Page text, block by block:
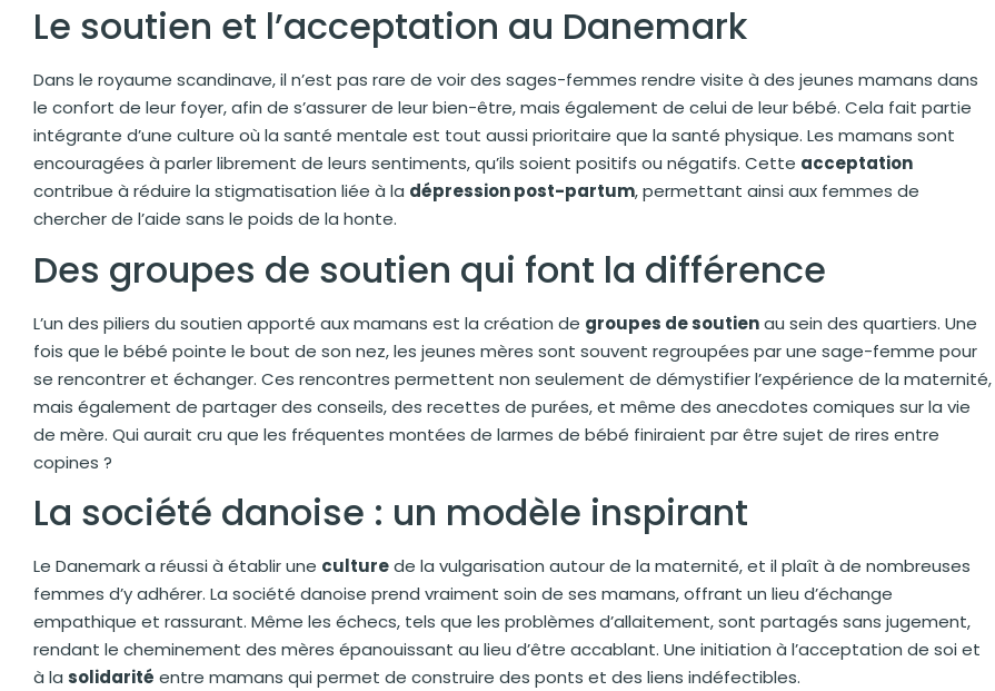
Le soutien et l’acceptation au Danemark
Dans le royaume scandinave, il n’est pas rare de voir des sages-femmes rendre visite à des jeunes mamans dans
le confort de leur foyer, afin de s’assurer de leur bien-être, mais également de celui de leur bébé. Cela fait partie
intégrante d’une culture où la santé mentale est tout aussi prioritaire que la santé physique. Les mamans sont
encouragées à parler librement de leurs sentiments, qu’ils soient positifs ou négatifs. Cette acceptation
contribue à réduire la stigmatisation liée à la dépression post-partum, permettant ainsi aux femmes de
chercher de l’aide sans le poids de la honte.
Des groupes de soutien qui font la différence
L’un des piliers du soutien apporté aux mamans est la création de groupes de soutienau sein des quartiers. Une
fois que le bébé pointe le bout de son nez, les jeunes mères sont souvent regroupées par une sage-femme pour
se rencontrer et échanger. Ces rencontres permettent non seulement de démystifier l’expérience de la maternité,
mais également de partager des conseils, des recettes de purées, et même des anecdotes comiques sur la vie
de mère. Qui aurait cru que les fréquentes montées de larmes de bébé finiraient par être sujet de rires entre
copines ?
La société danoise : un modèle inspirant
Le Danemark a réussi à établir une culturede la vulgarisation autour de la maternité, et il plaît à de nombreuses
femmes d’y adhérer. La société danoise prend vraiment soin de ses mamans, offrant un lieu d’échange
empathique et rassurant. Même les échecs, tels que les problèmes d’allaitement, sont partagés sans jugement,
rendant le cheminement des mères épanouissant au lieu d’être accablant. Une initiation à l’acceptation de soi et
à la solidarité entre mamans qui permet de construire des ponts et des liens indéfectibles.